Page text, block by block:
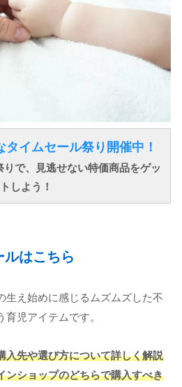
イムセール祭り開催中！
で、見逃せない特価商品をゲッ
トしよう！
ルはこちら
生え始めに感じるムズムズした不
児アイテムです。
入先や選び方について詳しく解説
ンショップのどちらで購入すべき